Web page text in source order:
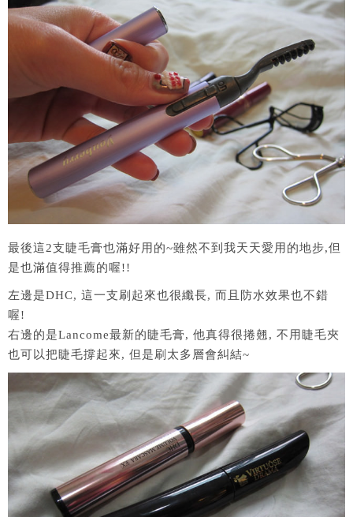
最後這2支睫毛膏也滿好用的~雖然不到我天天愛用的地步,但
是也滿值得推薦的喔!!
左邊是DHC, 這一支刷起來也很纖長, 而且防水效果也不錯
喔!
右邊的是Lancome最新的睫毛膏, 他真得很捲翹, 不用睫毛夾
也可以把睫毛撐起來, 但是刷太多層會糾結~